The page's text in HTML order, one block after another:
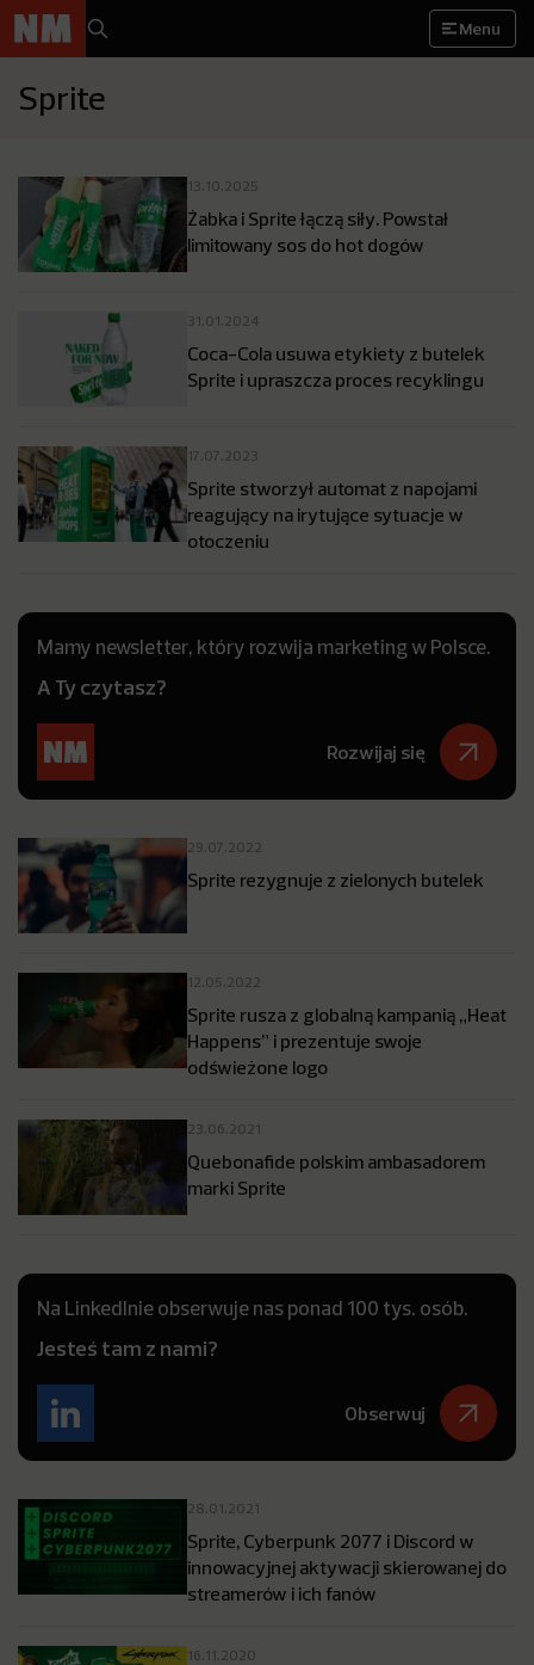
Menu
Sprite
13.10.2025
Żabka i Sprite łączą siły. Powstał
limitowany sos do hot dogów
31.01.2024
Coca-Cola usuwa etykiety z butelek
Sprite i upraszcza proces recyklingu
17.07.2023
Sprite stworzył automat z napojami
reagujący na irytujące sytuacje w
otoczeniu
Mamy newsletter, który rozwija marketing w Polsce.
A Ty czytasz?
Rozwijaj się
29.07.2022
Sprite rezygnuje z zielonych butelek
12.05.2022
Sprite rusza z globalną kampanią „Heat
Happens” i prezentuje swoje
odświeżone logo
23.06.2021
Quebonafide polskim ambasadorem
marki Sprite
Na LinkedInie obserwuje nas ponad 100 tys. osób.
Jesteś tam z nami?
Obserwuj
28.01.2021
Sprite, Cyberpunk 2077 i Discord w
innowacyjnej aktywacji skierowanej do
streamerów i ich fanów
16.11.2020